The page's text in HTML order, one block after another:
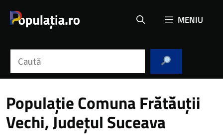
MENIU
Populație Comuna Frătăuții
Vechi, Județul Suceava